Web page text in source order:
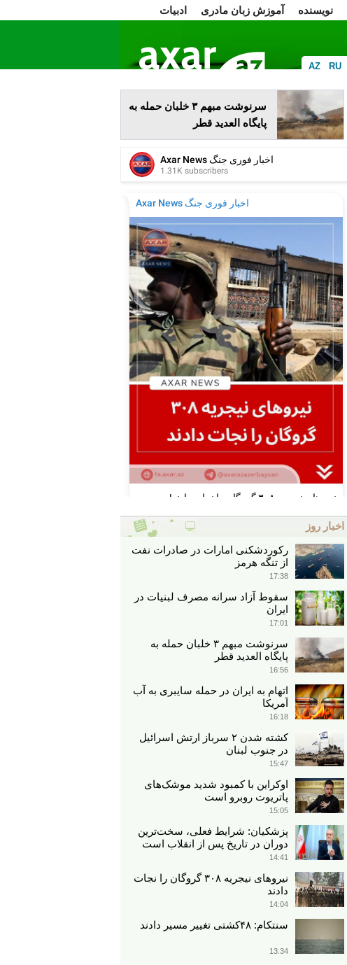
نویسنده آموزش زبان مادری
ادبیات
AZ RU
فا
سرنوشت مبهم ۳ خلبان حمله به
پایگاه العدید قطر
اخبار روز
رکوردشکنی امارات در صادرات نفت
از تنگه هرمز
17:38
سقوط آزاد سرانه مصرف لبنیات در
ایران
17:01
سرنوشت مبهم ۳ خلبان حمله به
پایگاه العدید قطر
16:56
اتهام به ایران در حمله سایبری به آب
آمریکا
16:18
کشته شدن ۲ سرباز ارتش اسرائیل
در جنوب لبنان
15:47
اوکراین با کمبود شدید موشک‌های
پاتریوت روبرو است
15:05
پزشکیان: شرایط فعلی، سخت‌ترین
دوران در تاریخ پس از انقلاب است
14:41
نیروهای نیجریه‌ ۳۰۸ گروگان را نجات
دادند
14:04
سنتکام: ۴۸کشتی تغییر مسیر دادند
13:34